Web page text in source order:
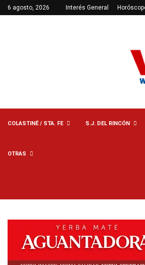
6 agosto, 2026 Interés General
COLASTINÉ / STA. FE S.J. DEL RINCÓN
OTRAS